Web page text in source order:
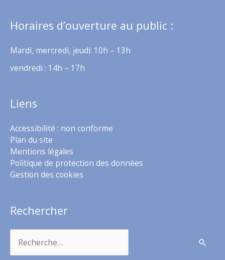
Horaires d’ouverture au public :
Mardi, mercredi, jeudi: 10h – 13h
vendredi : 14h – 17h
Liens
Accessibilité : non conforme
Plan du site
Mentions légales
Politique de protection des données
Gestion des cookies
Rechercher